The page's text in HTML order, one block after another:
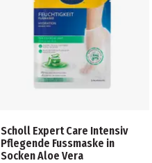
Scholl Expert Care Intensiv
Pflegende Fussmaske in
Socken Aloe Vera